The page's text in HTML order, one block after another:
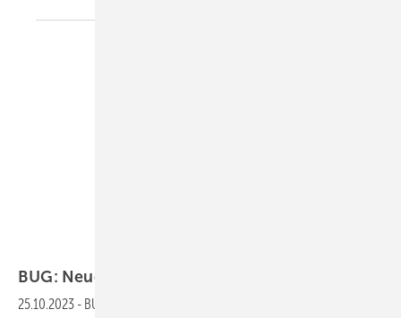
BUG: Neuer Steckabschluss mit
25.10.2023 - BUG hat eine moderne Anschlusslösung für